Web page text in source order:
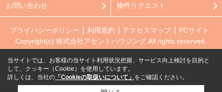
お問い合わせ 物件リクエスト
プライバシーポリシー 利用規約 アクセスマップ
PCサイト
Copyright(c) 株式会社アセントハウジング All rights reserved.
当サイトでは、お客様の当サイト利用状況把握、サービス向上検討を目的と
して、クッキー（Cookie）を使用しています。
詳しくは、当社の 「Cookieの取扱いについて」 をご確認ください。